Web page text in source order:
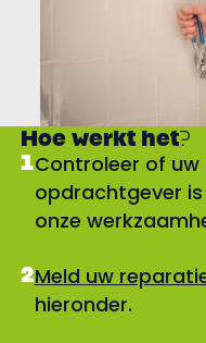
Hoe werkt het?
1Controleer of uw
opdrachtgever
onze
2Meld uw
hieronder.